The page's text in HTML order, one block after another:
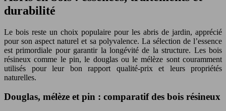
durabilité
Le bois reste un choix populaire pour les abris de jardin, apprécié
pour son aspect naturel et sa polyvalence. La sélection de l’essence
est primordiale pour garantir la longévité de la structure. Les bois
résineux comme le pin, le douglas ou le mélèze sont couramment
utilisés pour leur bon rapport qualité-prix et leurs propriétés
naturelles.
Douglas, mélèze et pin : comparatif des bois résineux